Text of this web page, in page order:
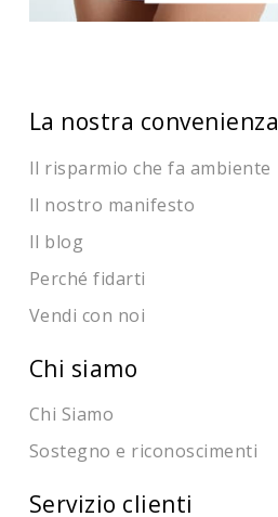
La nostra convenienza
Il risparmio che fa ambiente
Il nostro manifesto
Il blog
Perché fidarti
Vendi con noi
Chi siamo
Chi Siamo
Sostegno e riconoscimenti
Servizio clienti